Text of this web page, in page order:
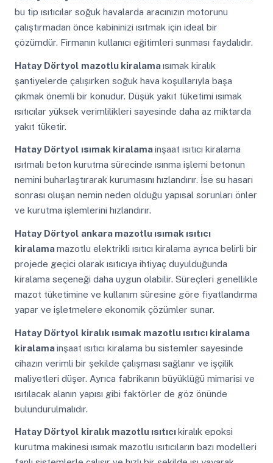
bu tip ısıtıcılar soğuk havalarda aracınızın motorunu
çalıştırmadan önce kabininizi ısıtmak için ideal bir
çözümdür. Firmanın kullanıcı eğitimleri sunması faydalıdır.
Hatay Dörtyol mazotlu kiralamaısımak kiralık
şantiyelerde çalışırken soğuk hava koşullarıyla başa
çıkmak önemli bir konudur. Düşük yakıt tüketimi ısımak
ısıtıcılar yüksek verimlilikleri sayesinde daha az miktarda
yakıt tüketir.
Hatay Dörtyol ısımak kiralamainşaat ısıtıcı kiralama
ısıtmalı beton kurutma sürecinde ısınma işlemi betonun
nemini buharlaştırarak kurumasını hızlandırır. İse su hasarı
sonrası oluşan nemin neden olduğu yapısal sorunları önler
ve kurutma işlemlerini hızlandırır.
Hatay Dörtyol ankara mazotlu ısımak ısıtıcı
kiralamamazotlu elektrikli ısıtıcı kiralama ayrıca belirli bir
projede geçici olarak ısıtıcıya ihtiyaç duyulduğunda
kiralama seçeneği daha uygun olabilir. Süreçleri genellikle
mazot tüketimine ve kullanım süresine göre fiyatlandırma
yapar ve işletmelere ekonomik çözümler sunar.
Hatay Dörtyol kiralık ısımak mazotlu ısıtıcı kiralama
kiralamainşaat ısıtıcı kiralama bu sistemler sayesinde
cihazın verimli bir şekilde çalışması sağlanır ve işçilik
maliyetleri düşer. Ayrıca fabrikanın büyüklüğü mimarisi ve
ısıtılacak alanın yapısı gibi faktörler de göz önünde
bulundurulmalıdır.
Hatay Dörtyol kiralık mazotlu ısıtıcıkiralık epoksi
kurutma makinesi ısımak mazotlu ısıtıcıların bazı modelleri